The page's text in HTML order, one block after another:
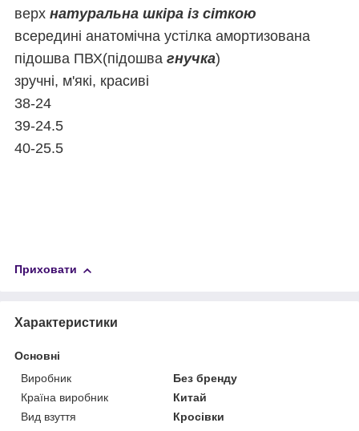
верх натуральна шкіра із сіткою
всередині анатомічна устілка амортизована
підошва ПВХ(підошва гнучка)
зручні, м'які, красиві
38-24
39-24.5
40-25.5
Приховати
Характеристики
Основні
Виробник
Без бренду
Країна виробник
Китай
Вид взуття
Кросівки